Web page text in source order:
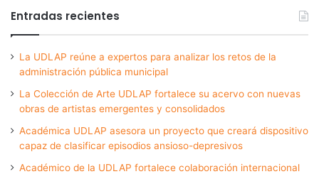
Entradas recientes
La UDLAP reúne a expertos para analizar los retos de la
administración pública municipal
La Colección de Arte UDLAP fortalece su acervo con nuevas
obras de artistas emergentes y consolidados
Académica UDLAP asesora un proyecto que creará dispositivo
capaz de clasificar episodios ansioso-depresivos
Académico de la UDLAP fortalece colaboración internacional